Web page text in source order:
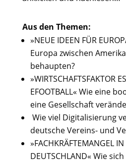
Aus den Themen:
»NEUE IDEEN FÜR
Europa zwischen
behaupten?
»WIRTSCHAFTSFAKTOR
EFOOTBALL« Wie eine
eine Gesellschaft
Wie viel Digitalisierung
deutsche Vereins- und
»FACHKRÄFTEMANGEL IN
DEUTSCHLAND« Wie